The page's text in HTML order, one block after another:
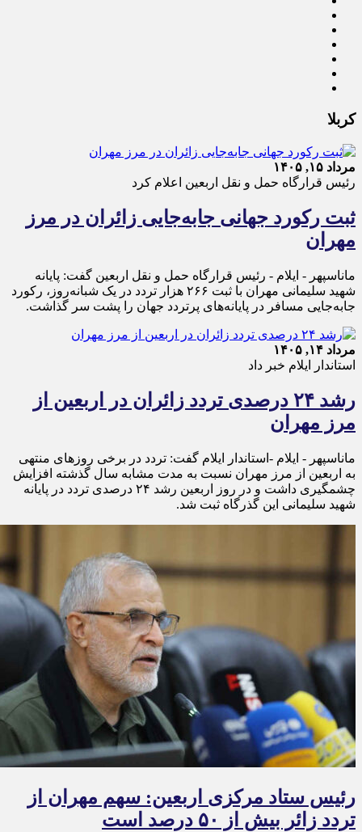
کربلا
مرداد ۱۵, ۱۴۰۵
رئیس قرارگاه حمل و نقل اربعین اعلام کرد
ثبت رکورد جهانی جابه‌جایی زائران در مرز
مهران
ماناسپهر - ایلام - رئیس قرارگاه حمل‌ و نقل اربعین گفت: پایانه
شهید سلیمانی مهران با ثبت ۲۶۶ هزار تردد در یک شبانه‌روز، رکورد
جابه‌جایی مسافر در پایانه‌های پرتردد جهان را پشت سر گذاشت.
مرداد ۱۴, ۱۴۰۵
استاندار ایلام خبر داد
رشد ۲۴ درصدی تردد زائران در اربعین از
مرز مهران
ماناسپهر - ایلام -استاندار ایلام گفت: تردد در برخی روزهای منتهی
به اربعین از مرز مهران نسبت به مدت مشابه سال گذشته افزایش
چشمگیری داشت و در روز اربعین رشد ۲۴ درصدی تردد در پایانه
شهید سلیمانی این گذرگاه ثبت شد.
رئیس ستاد مرکزی اربعین: سهم مهران از
تردد زائر بیش از ۵۰ درصد است